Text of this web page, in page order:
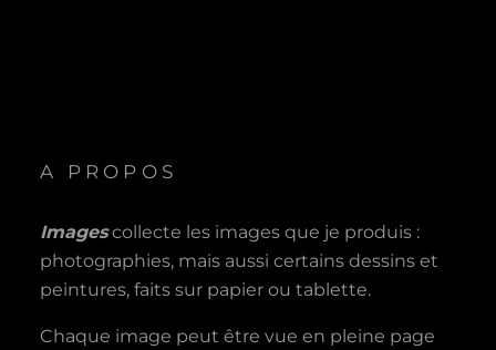
A PROPOS
Imagescollecte les images que je produis :
photographies, mais aussi certains dessins et
peintures, faits sur papier ou tablette.
Chaque image peut être vue en pleine page